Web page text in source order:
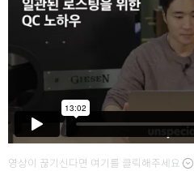
영상이 끊기신다면 여기를 클릭해주세요